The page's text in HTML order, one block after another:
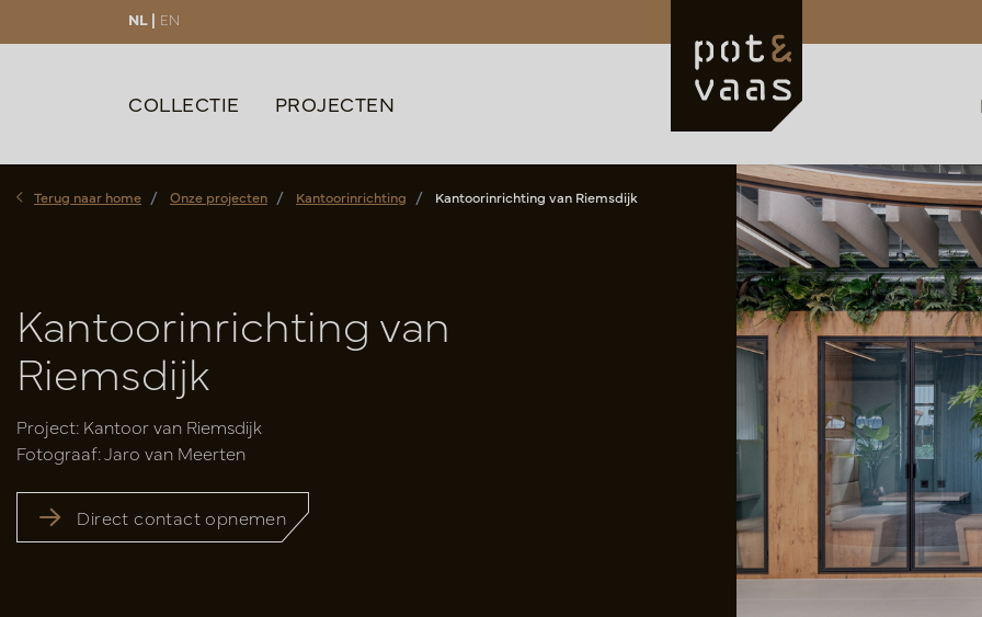
NL | EN
COLLECTIE PROJECTEN
Terug naar home Onze projecten Kantoorinrichting Kantoorinrichting van Riemsdijk
Kantoorinrichting van
Riemsdijk
Project: Kantoor van Riemsdijk
Fotograaf: Jaro van Meerten
Direct contact opnemen